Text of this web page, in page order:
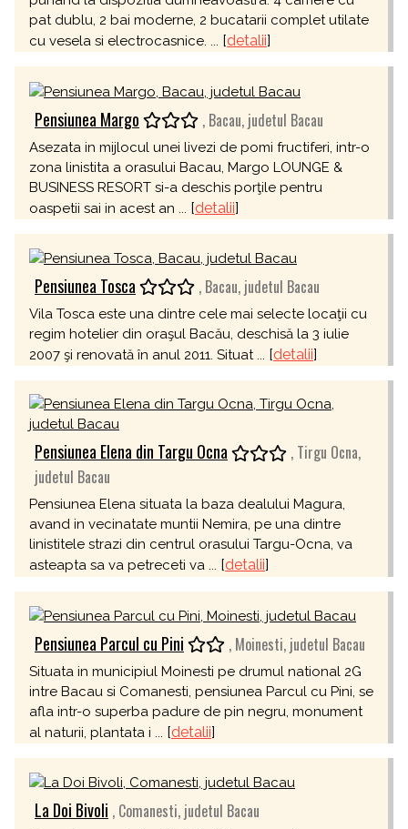
pat dublu, 2 bai moderne, 2 bucatarii complet utilate
cu vesela si electrocasnice. ... [detalii]
Pensiunea Margo , Bacau, judetul Bacau
Asezata in mijlocul unei livezi de pomi fructiferi, intr-o
zona linistita a orasului Bacau, Margo LOUNGE &
BUSINESS RESORT si-a deschis porţile pentru
oaspetii sai in acest an ... [detalii]
Pensiunea Tosca , Bacau, judetul Bacau
Vila Tosca este una dintre cele mai selecte locaţii cu
regim hotelier din oraşul Bacău, deschisă la 3 iulie
2007 şi renovată în anul 2011. Situat ... [detalii]
Pensiunea Elena din Targu Ocna
, Tirgu Ocna,
judetul Bacau
Pensiunea Elena situata la baza dealului Magura,
avand in vecinatate muntii Nemira, pe una dintre
linistitele strazi din centrul orasului Targu-Ocna, va
asteapta sa va petreceti va ... [detalii]
Pensiunea Parcul cu Pini , Moinesti, judetul Bacau
Situata in municipiul Moinesti pe drumul national 2G
intre Bacau si Comanesti, pensiunea Parcul cu Pini, se
afla intr-o superba padure de pin negru, monument
al naturii, plantata i ... [detalii]
La Doi Bivoli , Comanesti, judetul Bacau